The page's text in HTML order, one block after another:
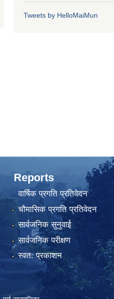
Tweets by HelloMaiMun
Reports
वार्षिक प्रगति प्रतिवेदन
चौमासिक प्रगति प्रतिवेदन
सार्वजनिक सुनुवाई
सार्वजनिक परीक्षण
स्वत: प्रकाशन